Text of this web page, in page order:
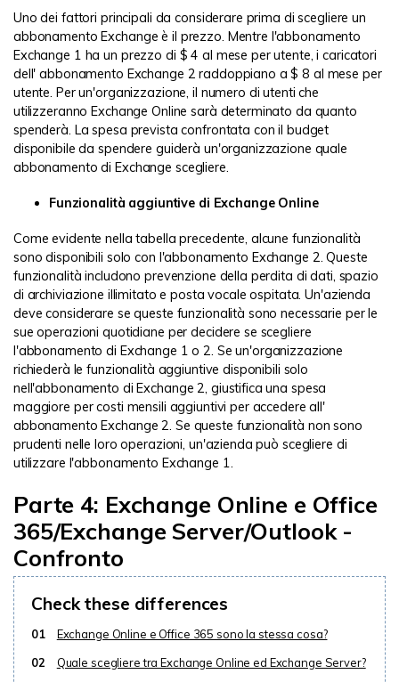
Uno dei fattori principali da considerare prima di scegliere un
abbonamento Exchange è il prezzo. Mentre l'abbonamento
Exchange 1 ha un prezzo di $ 4 al mese per utente, i caricatori
dell' abbonamento Exchange 2 raddoppiano a $ 8 al mese per
utente. Per un'organizzazione, il numero di utenti che
utilizzeranno Exchange Online sarà determinato da quanto
spenderà. La spesa prevista confrontata con il budget
disponibile da spendere guiderà un'organizzazione quale
abbonamento di Exchange scegliere.
Funzionalità aggiuntive di Exchange Online
Come evidente nella tabella precedente, alcune funzionalità
sono disponibili solo con l'abbonamento Exchange 2. Queste
funzionalità includono prevenzione della perdita di dati, spazio
di archiviazione illimitato e posta vocale ospitata. Un'azienda
deve considerare se queste funzionalità sono necessarie per le
sue operazioni quotidiane per decidere se scegliere
l'abbonamento di Exchange 1 o 2. Se un'organizzazione
richiederà le funzionalità aggiuntive disponibili solo
nell'abbonamento di Exchange 2, giustifica una spesa
maggiore per costi mensili aggiuntivi per accedere all'
abbonamento Exchange 2. Se queste funzionalità non sono
prudenti nelle loro operazioni, un'azienda può scegliere di
utilizzare l'abbonamento Exchange 1.
Parte 4: Exchange Online e Office
365/Exchange Server/Outlook -
Confronto
Check these differences
01
Exchange Online e Office 365 sono la stessa cosa?
02
Quale scegliere tra Exchange Online ed Exchange Server?